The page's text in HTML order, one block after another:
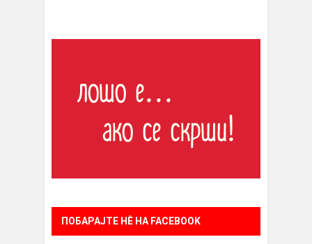
ПОБАРАЈТЕ НÈ НА FACEBOOK